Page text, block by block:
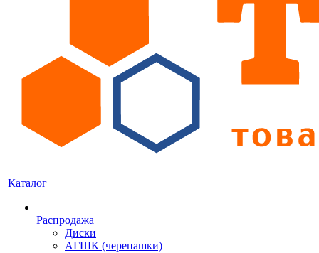
Каталог
Распродажа
Диски
АГШК (черепашки)